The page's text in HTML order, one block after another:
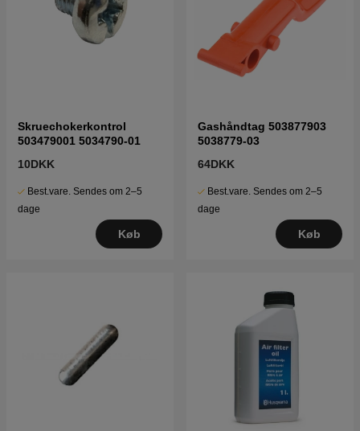
Skruechokerkontrol
503479001 5034790-01
10DKK
Best.vare. Sendes om 2–5
dage
Køb
Gashåndtag 503877903
5038779-03
64DKK
Best.vare. Sendes om 2–5
dage
Køb